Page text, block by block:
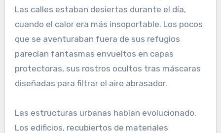
Las calles estaban desiertas durante el día,
cuando el calor era más insoportable. Los pocos
que se aventuraban fuera de sus refugios
parecían fantasmas envueltos en capas
protectoras, sus rostros ocultos tras máscaras
diseñadas para filtrar el aire abrasador.
Las estructuras urbanas habían evolucionado.
Los edificios, recubiertos de materiales